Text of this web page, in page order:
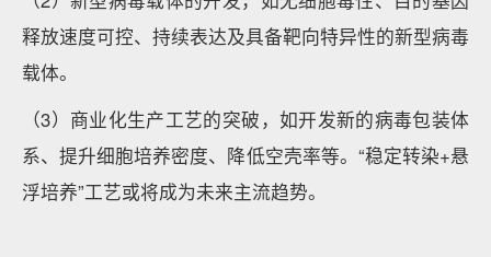
释放速度可控、持续表达及具备靶向特异性的新型病毒
载体。
（3）商业化生产工艺的突破，如开发新的病毒包装体
系、提升细胞培养密度、降低空壳率等。“稳定转染+悬
浮培养”工艺或将成为未来主流趋势。